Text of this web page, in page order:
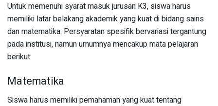
Untuk memenuhi syarat masuk jurusan K3, siswa harus
memiliki latar belakang akademik yang kuat di bidang sains
dan matematika. Persyaratan spesifik bervariasi tergantung
pada institusi, namun umumnya mencakup mata pelajaran
berikut:
Matematika
Siswa harus memiliki pemahaman yang kuat tentang